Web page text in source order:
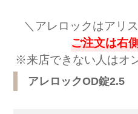
＼アレロックはアリ
ご注文は右
※来店できない人はオ
アレロックOD錠2.5